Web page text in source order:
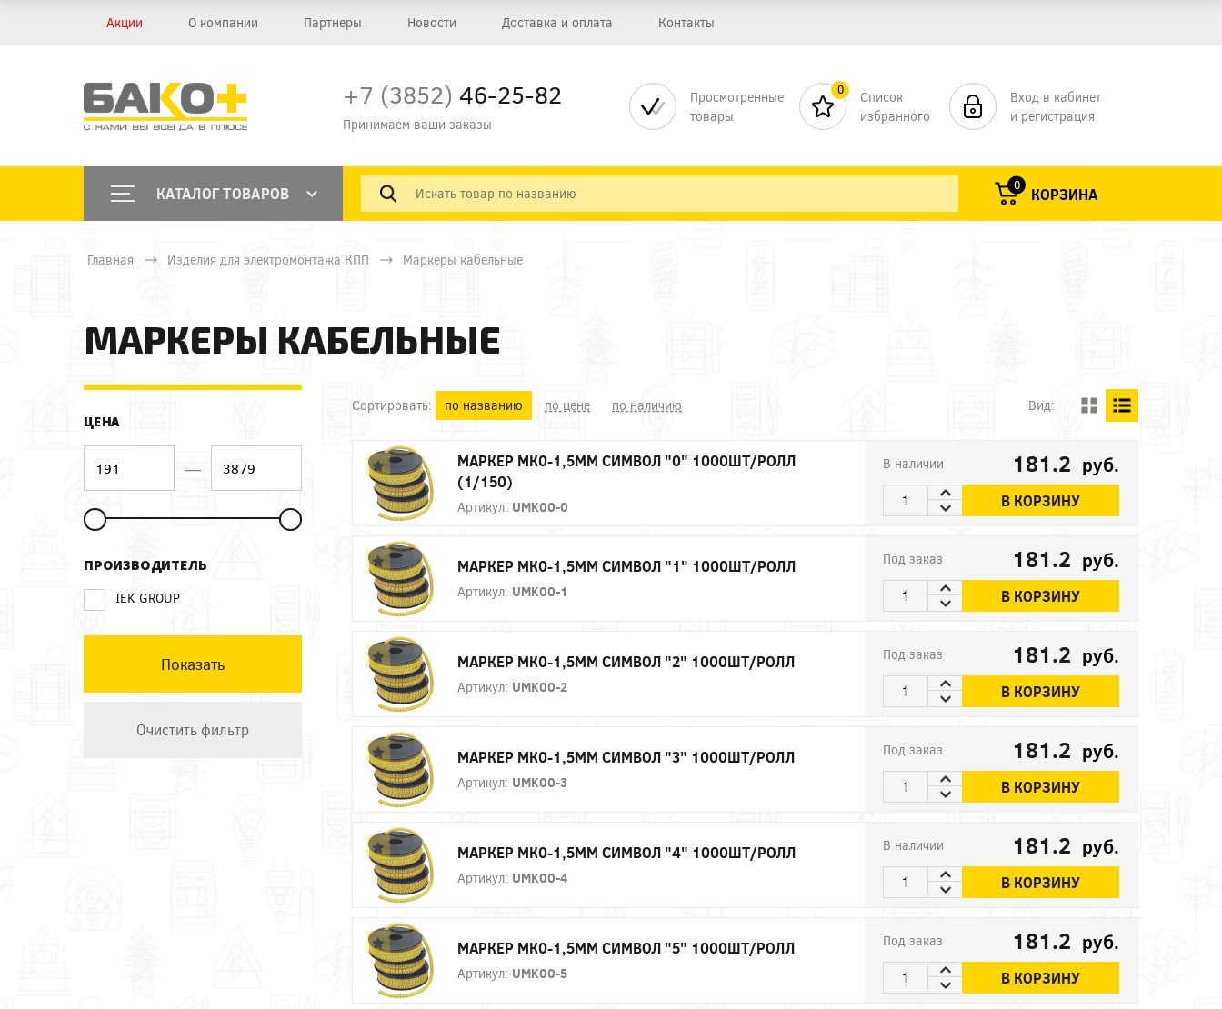
Акции О компании Партнеры Новости Доставка и оплата Контакты
+7 (3852) 46-25-82
Принимаем ваши заказы
Просмотренные
товары
0
Список
избранного
Вход в кабинет
и регистрация
КАТАЛОГ ТОВАРОВ 0 КОРЗИНА
Главная Изделия для электромонтажа КПП Маркеры кабельные
МАРКЕРЫ КАБЕЛЬНЫЕ
ЦЕНА
—
ПРОИЗВОДИТЕЛЬ
IEK GROUP
Сортировать: по названию по цене по наличию Вид:
МАРКЕР МК0-1,5ММ СИМВОЛ "0" 1000ШТ/РОЛЛ
(1/150)
Артикул: UMK00-0
В наличии 181.2 руб.
В КОРЗИНУ
МАРКЕР МК0-1,5ММ СИМВОЛ "1" 1000ШТ/РОЛЛ
Артикул: UMK00-1
Под заказ 181.2 руб.
В КОРЗИНУ
МАРКЕР МК0-1,5ММ СИМВОЛ "2" 1000ШТ/РОЛЛ
Артикул: UMK00-2
Под заказ 181.2 руб.
В КОРЗИНУ
МАРКЕР МК0-1,5ММ СИМВОЛ "3" 1000ШТ/РОЛЛ
Артикул: UMK00-3
Под заказ 181.2 руб.
В КОРЗИНУ
МАРКЕР МК0-1,5ММ СИМВОЛ "4" 1000ШТ/РОЛЛ
Артикул: UMK00-4
В наличии 181.2 руб.
В КОРЗИНУ
МАРКЕР МК0-1,5ММ СИМВОЛ "5" 1000ШТ/РОЛЛ
Артикул: UMK00-5
Под заказ 181.2 руб.
В КОРЗИНУ